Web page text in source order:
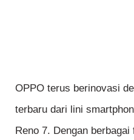
OPPO terus berinovasi
terbaru dari lini
Reno 7. Dengan